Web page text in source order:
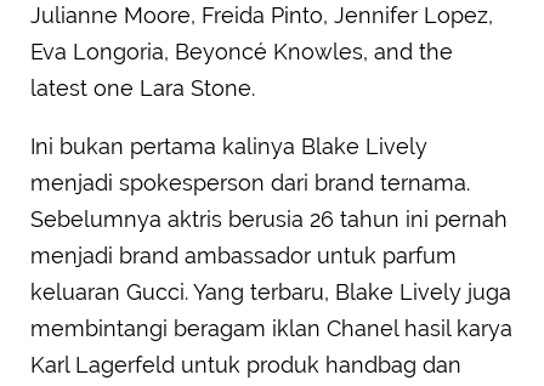
Julianne Moore, Freida Pinto, Jennifer Lopez,
Eva Longoria, Beyoncé Knowles, and the
latest one Lara Stone.
Ini bukan pertama kalinya Blake Lively
menjadi spokesperson dari brand ternama.
Sebelumnya aktris berusia 26 tahun ini pernah
menjadi brand ambassador untuk parfum
keluaran Gucci. Yang terbaru, Blake Lively juga
membintangi beragam iklan Chanel hasil karya
Karl Lagerfeld untuk produk handbag dan